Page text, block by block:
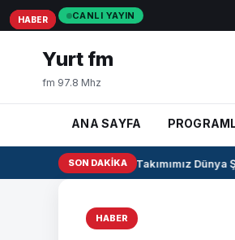
CANLI YAYIN
Yurt fm
fm 97.8 Mhz
ANA SAYFA
SON DAKIKA
U17 Kız Milli Takımımız Dünya
HABER
HABER
HABER
HABER